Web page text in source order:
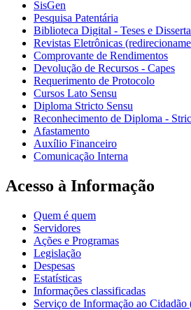
SisGen
Pesquisa Patentária
Biblioteca Digital - Teses e
Revistas Eletrônicas
Comprovante de Rendimentos
Devolução de Recursos - Capes
Requerimento de Protocolo
Cursos Lato Sensu
Diploma Stricto Sensu
Reconhecimento de Diploma -
Afastamento
Auxílio Financeiro
Comunicação Interna
Acesso à Informação
Quem é quem
Servidores
Ações e Programas
Legislação
Despesas
Estatísticas
Informações classificadas
Serviço de Informação ao Cidadão